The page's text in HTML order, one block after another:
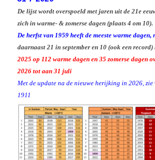
De lijst wordt overspoeld met jaren uit de 21e
zich in warme- & zomerse dagen (plaats 4 om 10).
De herfst van 1959 heeft de meeste warme
daarnaast 21 in september en 10 (ook een
2025 op 112 warme dagen en 35 zomerse dagen
2026 tot aan 31 juli
Met de update na de nieuwe herijking in 2026,
1911